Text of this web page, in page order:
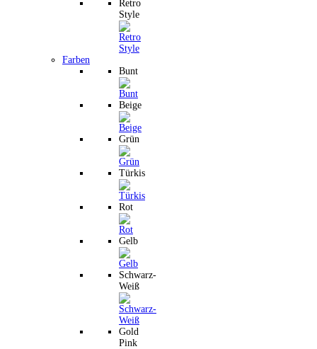
Retro
Style
Farben
Bunt
Beige
Grün
Türkis
Rot
Gelb
Schwarz-
Weiß
Gold
Pink